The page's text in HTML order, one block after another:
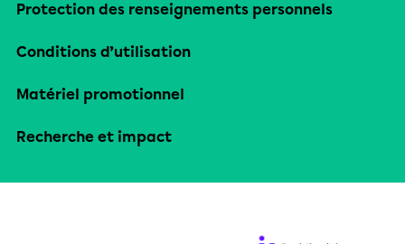
Protection des renseignements personnels
Conditions d’utilisation
Matériel promotionnel
Recherche et impact